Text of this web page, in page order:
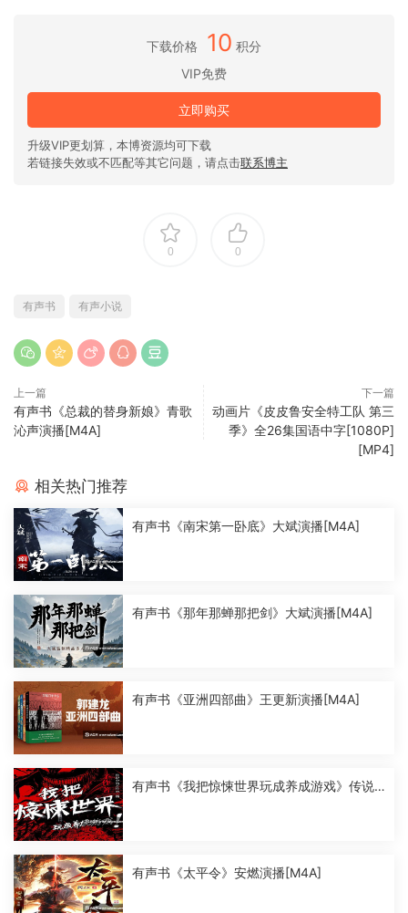
下载价格 10 积分
VIP免费
立即购买
升级VIP更划算，本博资源均可下载
若链接失效或不匹配等其它问题，请点击联系博主
0 0
有声书 有声小说
上一篇
有声书《总裁的替身新娘》青歌
沁声演播[M4A]
下一篇
动画片《皮皮鲁安全特工队 第三
季》全26集国语中字[1080P]
[MP4]
相关热门推荐
有声书《南宋第一卧底》大斌演播[M4A]
有声书《那年那蝉那把剑》大斌演播[M4A]
有声书《亚洲四部曲》王更新演播[M4A]
有声书《我把惊悚世界玩成养成游戏》传说
有声书《太平令》安燃演播[M4A]